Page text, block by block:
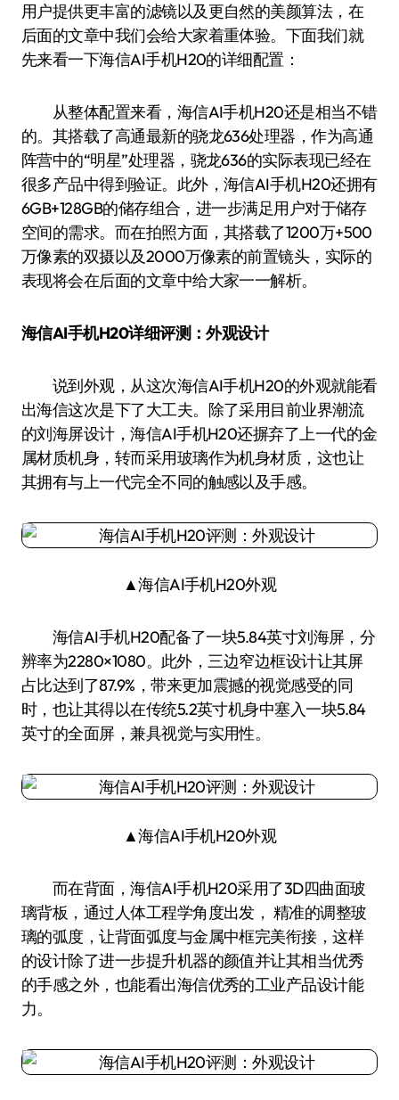
用户提供更丰富的滤镜以及更自然的美颜算法，在
后面的文章中我们会给大家着重体验。下面我们就
先来看一下海信AI手机H20的详细配置：
从整体配置来看，海信AI手机H20还是相当不错
的。其搭载了高通最新的骁龙636处理器，作为高通
阵营中的“明星”处理器，骁龙636的实际表现已经在
很多产品中得到验证。此外，海信AI手机H20还拥有
6GB+128GB的储存组合，进一步满足用户对于储存
空间的需求。而在拍照方面，其搭载了1200万+500
万像素的双摄以及2000万像素的前置镜头，实际的
表现将会在后面的文章中给大家一一解析。
海信AI手机H20详细评测：外观设计
说到外观，从这次海信AI手机H20的外观就能看
出海信这次是下了大工夫。除了采用目前业界潮流
的刘海屏设计，海信AI手机H20还摒弃了上一代的金
属材质机身，转而采用玻璃作为机身材质，这也让
其拥有与上一代完全不同的触感以及手感。
▲海信AI手机H20外观
海信AI手机H20配备了一块5.84英寸刘海屏，分
辨率为2280×1080。此外，三边窄边框设计让其屏
占比达到了87.9%，带来更加震撼的视觉感受的同
时，也让其得以在传统5.2英寸机身中塞入一块5.84
英寸的全面屏，兼具视觉与实用性。
▲海信AI手机H20外观
而在背面，海信AI手机H20采用了3D四曲面玻
璃背板，通过人体工程学角度出发， 精准的调整玻
璃的弧度，让背面弧度与金属中框完美衔接，这样
的设计除了进一步提升机器的颜值并让其相当优秀
的手感之外，也能看出海信优秀的工业产品设计能
力。